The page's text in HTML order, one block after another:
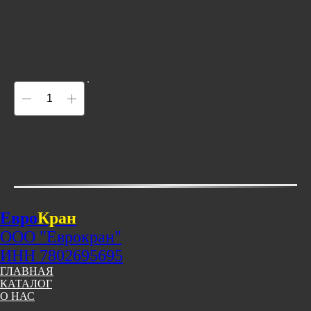
ЕвроКран
ООО "Еврокран"
ИНН 7802695695
ГЛАВНАЯ
КАТАЛОГ
О НАС